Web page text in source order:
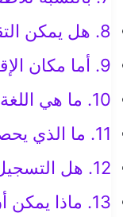
8. هل يمكن التقديم أكثر من مرة ؟
9. أما مكان الإقامة وبلد الميلاد ؟
10. ما هي اللغة والإجراءات الرسمية ؟
11. ما الذي يحصل للفائز؟
12. هل التسجيل مجاني؟
13. ماذا يمكن أن يؤدي إلى رفض الطلب؟